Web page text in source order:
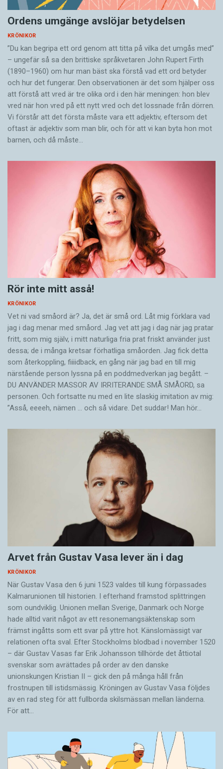
Ordens umgänge avslöjar betydelsen
KRÖNIKOR
”Du kan begripa ett ord genom att titta på vilka det umgås med”
– ungefär så sa den brittiske språkvetaren John Rupert Firth
(1890–1960) om hur man bäst ska förstå vad ett ord betyder
och hur det fungerar. Den ­observationen är det som hjälper oss
att förstå att vred är tre olika ord i den här meningen: hon blev
vred när hon vred på ett nytt vred och det lossnade från dörren.
Vi förstår att det första måste vara ett adjektiv, eftersom det
oftast är adjektiv som man blir, och för att vi kan byta hon mot
barnen, och då måste…
Rör inte mitt asså!
KRÖNIKOR
Vet ni vad småord är? Ja, det är små ord. Låt mig förklara vad
jag i dag menar med småord. Jag vet att jag i dag när jag pratar
fritt, som mig själv, i mitt naturliga fria prat friskt använder just
dessa; de i många kretsar förhatliga småorden. Jag fick detta
som återkoppling, fiiiidback, en gång när jag bad en till mig
närstående person lyssna på en poddmedverkan jag begått. –
DU ANVÄNDER MASSOR AV IRRITERANDE SMÅ SMÅORD, sa
personen. Och fortsatte nu med en lite slaskig imitation av mig:
”Asså, eeeeh, nämen … och så vidare. Det suddar! Man hör…
Arvet från Gustav Vasa lever än i dag
KRÖNIKOR
När Gustav Vasa den 6 juni 1523 ­valdes till kung förpassades
Kalmar­unionen till historien. I efterhand framstod splittringen
som ound­viklig. ­Unionen ­mellan Sverige, Danmark och ­Norge
hade alltid varit något av ett resonemangs­äkten­skap som
främst ingåtts som ett svar på yttre hot. ­Känslomässigt var
rela­tionen ofta sval. Efter Stockholms blodbad i novem­ber 1520
– där Gustav ­Vasas far Erik ­Johans­son tillhörde det åttiotal
svenskar som avrättades på order av den danske
unionskungen Kristian II – gick den på många håll från
frostnupen till istidsmässig. Kröningen av Gustav Vasa följdes
av en rad steg för att fullborda skilsmässan mellan länderna.
För att…